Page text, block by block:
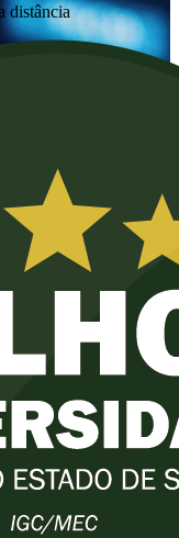
distância